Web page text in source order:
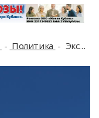
Политика Эксперт назвал условие для возврата США и Ирана к переговорам